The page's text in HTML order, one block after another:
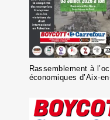
Rassemblement à
économiques d’Aix-